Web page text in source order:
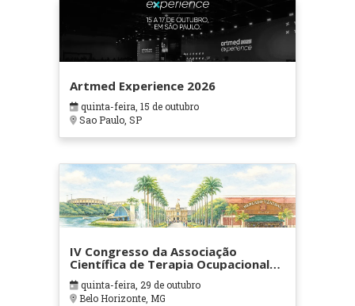
Artmed Experience 2026
quinta-feira, 15 de outubro
Sao Paulo, SP
IV Congresso da Associação
Científica de Terapia Ocupacional
em Contextos Hospitalares e
Cuidados Paliativos - ATOHOSP
quinta-feira, 29 de outubro
Belo Horizonte, MG